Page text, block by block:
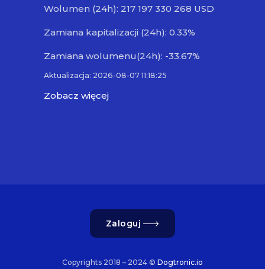
Wolumen (24h): 217 197 330 268 USD
Zamiana kapitalizacji (24h): 0.33%
Zamiana wolumenu(24h): -33.67%
Aktualizacja: 2026-08-07 11:18:25
Zobacz więcej
Zaloguj
Copyrights 2018 – 2024 © Dogtronic.io